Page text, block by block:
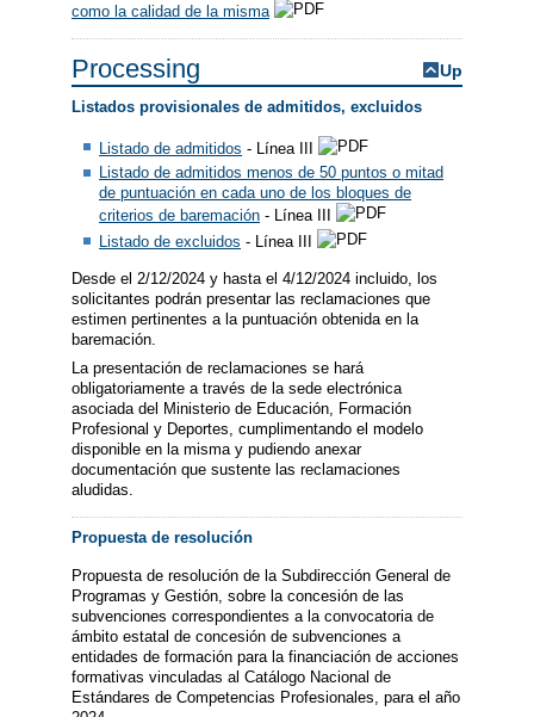
como la calidad de la misma
Processing Up
Listados provisionales de admitidos, excluidos
Listado de admitidos - Línea III
Listado de admitidos menos de 50 puntos o mitad
de puntuación en cada uno de los bloques de
criterios de baremación - Línea III
Listado de excluidos - Línea III
Desde el 2/12/2024 y hasta el 4/12/2024 incluido, los
solicitantes podrán presentar las reclamaciones que
estimen pertinentes a la puntuación obtenida en la
baremación.
La presentación de reclamaciones se hará
obligatoriamente a través de la sede electrónica
asociada del Ministerio de Educación, Formación
Profesional y Deportes, cumplimentando el modelo
disponible en la misma y pudiendo anexar
documentación que sustente las reclamaciones
aludidas.
Propuesta de resolución
Propuesta de resolución de la Subdirección General de
Programas y Gestión, sobre la concesión de las
subvenciones correspondientes a la convocatoria de
ámbito estatal de concesión de subvenciones a
entidades de formación para la financiación de acciones
formativas vinculadas al Catálogo Nacional de
Estándares de Competencias Profesionales, para el año